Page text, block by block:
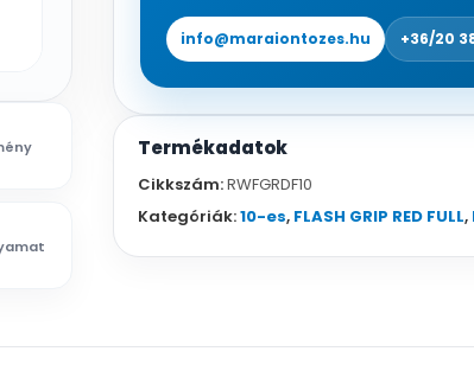
info@maraiontozes.hu +36/20
Termékadatok
Cikkszám:RWFGRDF10
Kategóriák:10-es, FLASH GRIP RED FULL,